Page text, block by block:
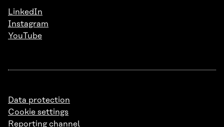
LinkedIn
Instagram
YouTube
Data protection
Cookie settings
Reporting channel